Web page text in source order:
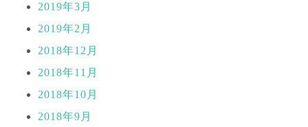
2019年3月
2019年2月
2018年12月
2018年11月
2018年10月
2018年9月